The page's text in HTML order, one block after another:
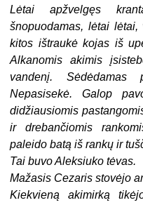
Lėtai apžvelgęs
šnopuodamas, lėtai
kitos ištraukė kojas iš
Alkanomis akimis
vandenį.
Nepasisekė. Galop
didžiausiomis
ir drebančiomis
paleido batą iš rankų ir
Tai buvo Aleksiuko tėvas.
Mažasis Cezaris stovėjo
Kiekvieną akimirką